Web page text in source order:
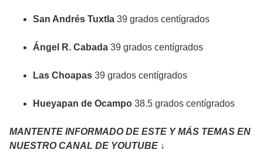
San Andrés Tuxtla 39 grados centígrados
Ángel R. Cabada 39 grados centígrados
Las Choapas 39 grados centígrados
Hueyapan de Ocampo 38.5 grados centígrados
MANTENTE INFORMADO DE ESTE Y MÁS TEMAS EN
NUESTRO CANAL DE YOUTUBE ↓